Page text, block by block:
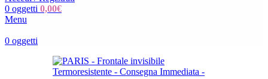
0 oggetti 0,00€
Menu
0 oggetti